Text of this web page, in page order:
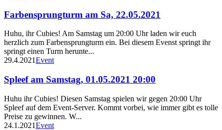
Farbensprungturm am Sa, 22.05.2021
Huhu, ihr Cubies! Am Samstag um 20:00 Uhr laden wir euch
herzlich zum Farbensprungturm ein. Bei diesem Evenst springt ihr
springt einen Turm herunte...
29.4.2021Event
Spleef am Samstag, 01.05.2021 20:00
Huhu ihr Cubies! Diesen Samstag spielen wir gegen 20:00 Uhr
Spleef auf dem Event-Server. Kommt vorbei, wie immer gibt es tolle
Preise zu gewinnen. W...
24.1.2021Event